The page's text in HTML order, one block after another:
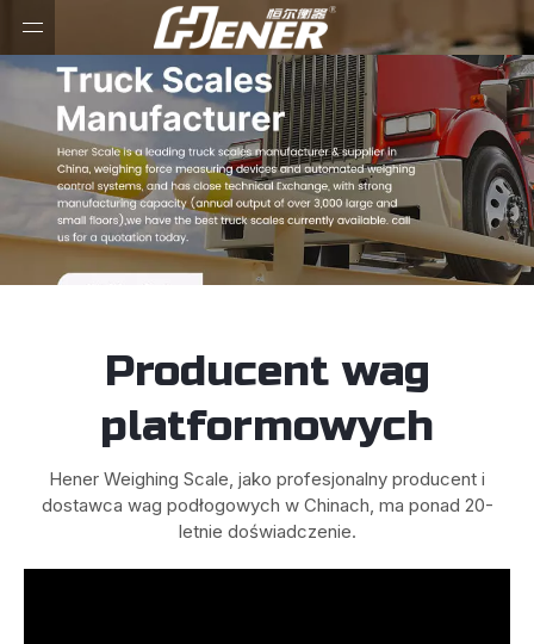
Producent wag
platformowych
Hener Weighing Scale, jako profesjonalny producent i
dostawca wag podłogowych w Chinach, ma ponad 20-
letnie doświadczenie.